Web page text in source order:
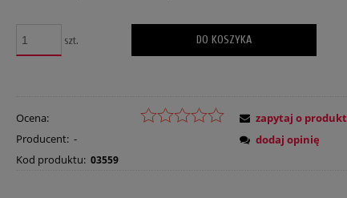
szt. DO KOSZYKA
Ocena:
Producent: -
Kod produktu: 03559
zapytaj o produkt
dodaj opinię